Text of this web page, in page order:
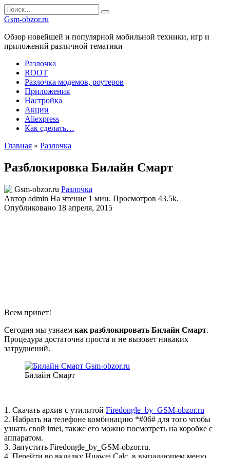
Перейти
к
Search
for:
Gsm-obzor.ru
Обзор новейшей и популярной мобильной техники, игр и
приложений различной тематики
Разлочка
ROOT
Разлочка модемов, роутеров
Приложения
Настройка
Акции
Aliexpress
Как сделать…
Главная » Разлочка
Разблокировка Билайн Смарт
Разлочка
Автор admin На чтение 1 мин. Просмотров 43.5k.
Опубликовано 18 апреля, 2015
Всем привет!
Сегодня мы узнаем как разблокировать Билайн Смарт.
Процедура достаточна проста и не вызовет никаких
затруднений.
Билайн Смарт
1. Скачать архив с утилитой Firedongle_by_GSM-obzor.ru
2. Набрать на телефоне комбинацию *#06# для того чтобы
узнать свой imei, также его можно посмотреть на коробке с
аппаратом.
3. Запустить Firedongle_by_GSM-obzor.ru.
4. Перейти во вкладку Huawei Calc, в выпадающем меню